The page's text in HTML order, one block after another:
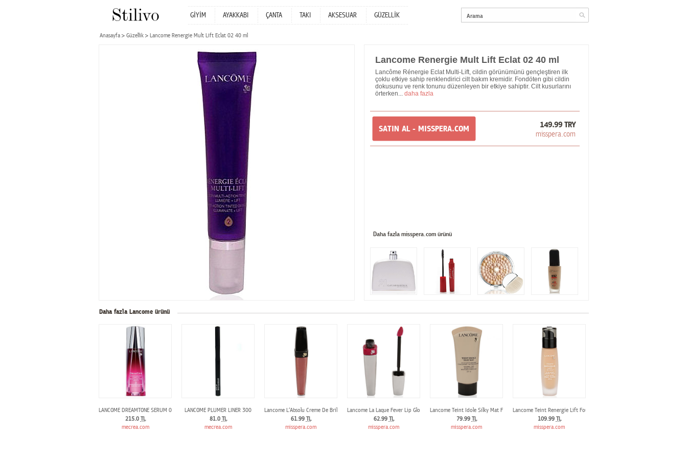
GİYİM AYAKKABI ÇANTA TAKI AKSESUAR GÜZELLİK
Anasayfa Güzellik Lancome Renergie Mult Lift Eclat 02 40 ml
Lancome Renergie Mult Lift Eclat 02 40 ml
Lancôme Rénergie Eclat Multi-Lift, cildin görünümünü gençleştiren ilk
çoklu etkiye sahip renklendirici cilt bakım kremidir. Fondöten gibi cildin
dokusunu ve renk tonunu düzenleyen bir etkiye sahiptir. Cilt kusurlarını
örterken... daha fazla
SATIN AL - MISSPERA.COM 149.99 TRY
misspera.com
Daha fazla misspera.com ürünü
Daha fazla Lancome ürünü
LANCOME DREAMTONE SERUM 03
215.0 TL
mecrea.com
LANCOME PLUMER LINER 300
81.0 TL
mecrea.com
Lancome L‘Absolu Creme De Brilliance Cream Lip Gloss 363 Rose Empire
61.99 TL
misspera.com
Lancome La Laque Fever Lip Gloss 302 Lancome Rose
62.99 TL
misspera.com
Lancome Teint Idole Silky Mat Fondöten 03 Beige Diaphane
79.99 TL
misspera.com
Lancome Teint Renergie Lift Foundation 02 Lys Rose 30 ml
109.99 TL
misspera.com